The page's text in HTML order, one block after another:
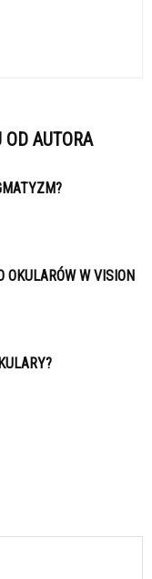
OD AUTORA
OKULARÓW W VISION